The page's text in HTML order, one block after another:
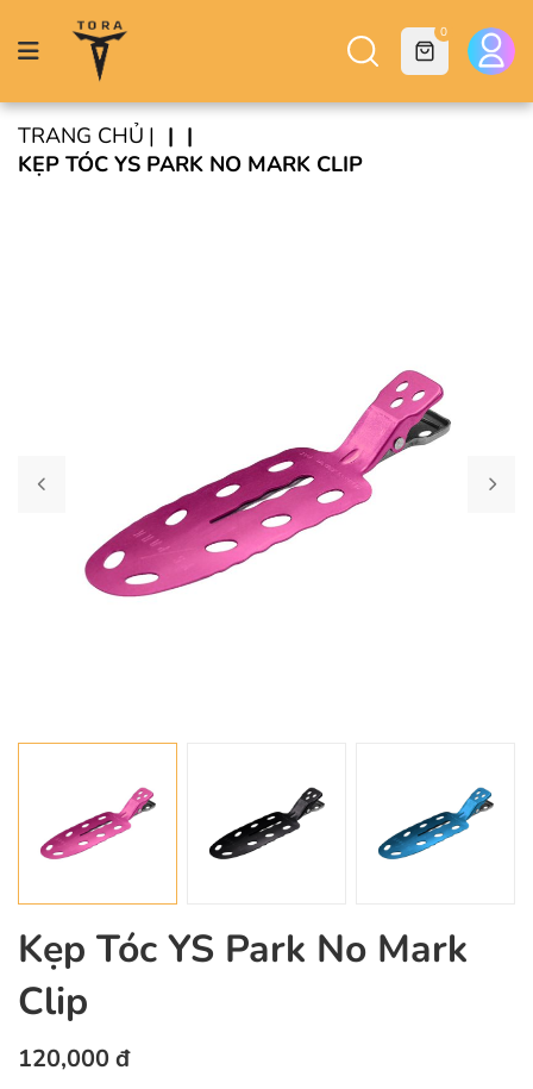
0
TRANG CHỦ
KẸP TÓC YS PARK NO MARK CLIP
Kẹp Tóc YS Park No Mark
Clip
120,000 đ